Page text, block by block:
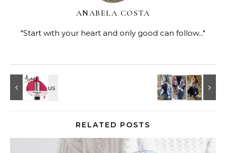
ANABELA COSTA
"Start with your heart and only good can follow..."
RELATED POSTS